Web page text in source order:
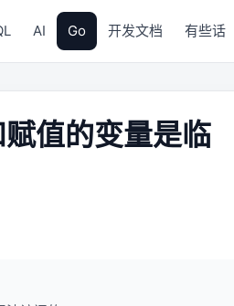
AI Go 开发文档 有些话
值的变量是临